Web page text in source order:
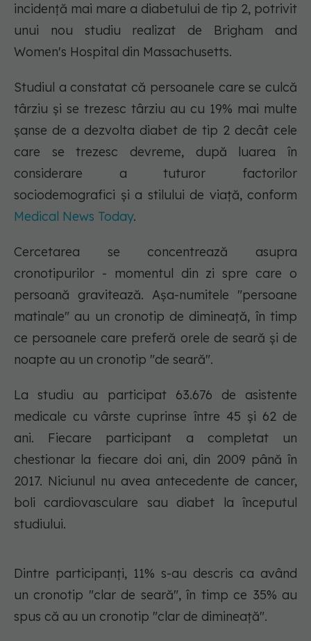
incidență mai mare a diabetului de tip 2, potrivit
unui nou studiu realizat de Brigham and
Women's Hospital din Massachusetts.
Studiul a constatat că persoanele care se culcă
târziu și se trezesc târziu au cu 19% mai multe
șanse de a dezvolta diabet de tip 2 decât cele
care se trezesc devreme, după luarea în
considerare a tuturor factorilor
sociodemografici și a stilului de viață, conform
Medical News Today.
Cercetarea se concentrează asupra
cronotipurilor - momentul din zi spre care o
persoană gravitează. Așa-numitele "persoane
matinale" au un cronotip de dimineață, în timp
ce persoanele care preferă orele de seară și de
noapte au un cronotip "de seară".
La studiu au participat 63.676 de asistente
medicale cu vârste cuprinse între 45 și 62 de
ani. Fiecare participant a completat un
chestionar la fiecare doi ani, din 2009 până în
2017. Niciunul nu avea antecedente de cancer,
boli cardiovasculare sau diabet la începutul
studiului.
Dintre participanți, 11% s-au descris ca având
un cronotip "clar de seară", în timp ce 35% au
spus că au un cronotip "clar de dimineață".